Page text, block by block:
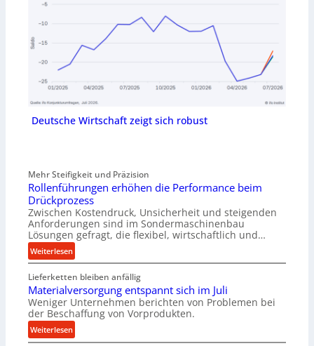
Deutsche Wirtschaft zeigt sich robust
Mehr Steifigkeit und Präzision
Rollenführungen erhöhen die Performance beim
Drückprozess
Zwischen Kostendruck, Unsicherheit und steigenden
Anforderungen sind im Sondermaschinenbau
Lösungen gefragt, die flexibel, wirtschaftlich und…
Weiterlesen:
R
o
l
l
e
n
f
Lieferketten bleiben anfällig
Materialversorgung entspannt sich im Juli
Weniger Unternehmen berichten von Problemen bei
der Beschaffung von Vorprodukten.
Weiterlesen:
M